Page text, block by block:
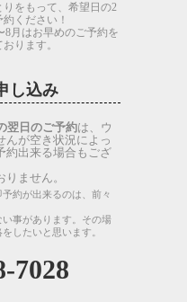
りをもって、希望日の2
ください！
8月はお早めのご予約を
ります。
し込み
翌日のご予約は、ウ
んが空き状況によっ
約出来る場合もござ
ません。
約が出来るのは、前々
事があります。その場
したいと思います。
7028